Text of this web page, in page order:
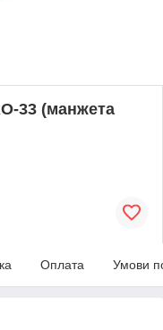
33 (манжета
Оплата Умови